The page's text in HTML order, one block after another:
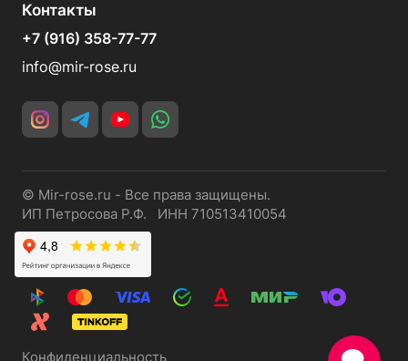
Контакты
+7 (916) 358-77-77
info@mir-rose.ru
© Mir-rose.ru - Все права защищены.
ИП Петросова Р.Ф. ИНН 710513410054
Конфиденциальность